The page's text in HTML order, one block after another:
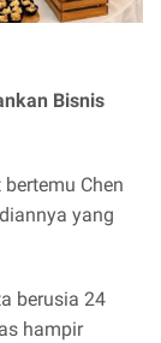
Bisnis
Chen
yang
berusia 24
hampir